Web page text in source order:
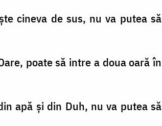
cineva de sus, nu va putea să
poate să intre a doua oară în
apă şi din Duh, nu va putea să